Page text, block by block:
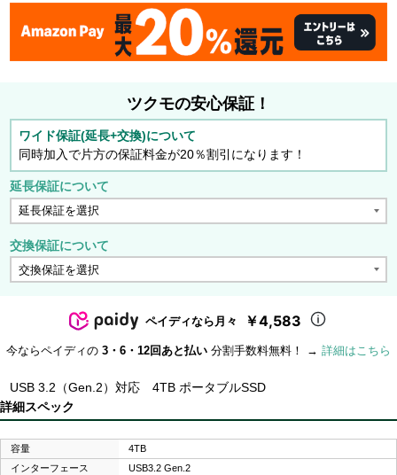
ツクモの安心保証！
ワイド保証(延長+交換)について
同時加入で片方の保証料金が20％割引になります！
延長保証について
交換保証について
ペイディなら月々 ￥4,583
今ならペイディの 3・6・12回あと払い 分割手数料無料！ → 詳細はこちら
USB 3.2（Gen.2）対応 4TB ポータブルSSD
詳細スペック
容量
4TB
インターフェース
USB3.2 Gen.2